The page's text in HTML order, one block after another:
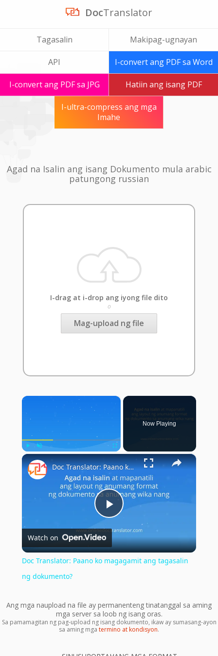
DocTranslator
Tagasalin Makipag-ugnayan
API I-convert ang PDF sa Word
I-convert ang PDF sa JPG Hatiin ang isang PDF
I-ultra-compress ang mga
Imahe
Agad na Isalin ang isang Dokumento mula arabic
patungong russian
I-drag at i-drop ang iyong file dito
o
Mag-upload ng file
×
Play Unmute Fullscreen
Now Playing
×
Play
Video
Doc Translator: Paano ko magagamit ang tagasalin ng dokumento?
Watch on
Doc Translator: Paano ko magagamit ang tagasalin
ng dokumento?
Ang mga naupload na file ay permanenteng tinatanggal sa aming
mga server sa loob ng isang oras.
Sa pamamagitan ng pag-upload ng isang dokumento, ikaw ay sumasang-ayon
sa aming mga termino at kondisyon.